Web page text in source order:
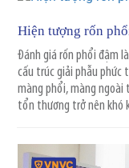
Hiện tượng rốn
Đánh giá rốn phổi đậm
cấu trúc giải phẫu phức
màng phổi, màng ngoài
tổn thương trở nên khó